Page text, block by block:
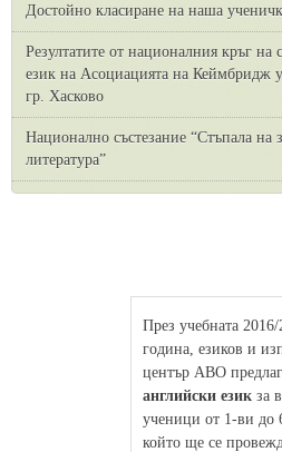
Достойно класиране на наша
Резултатите от националния кръг на
език на Асоциацията на Кеймбридж
гр. Хасково
Национално състезание “Стъпала на
литература”
През учебната 2016/
година, езиков и
център АВО
английски език за
ученици от 1-ви до
който ще се